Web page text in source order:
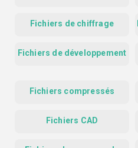
Fichiers de chiffrage
Fichiers de développement
Fichiers compressés
Fichiers CAD